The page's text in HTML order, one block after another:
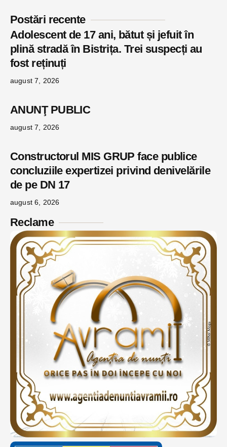
Postări recente
Adolescent de 17 ani, bătut și jefuit în
plină stradă în Bistrița. Trei suspecți au
fost reținuți
august 7, 2026
ANUNŢ PUBLIC
august 7, 2026
Constructorul MIS GRUP face publice
concluziile expertizei privind denivelările
de pe DN 17
august 6, 2026
Reclame